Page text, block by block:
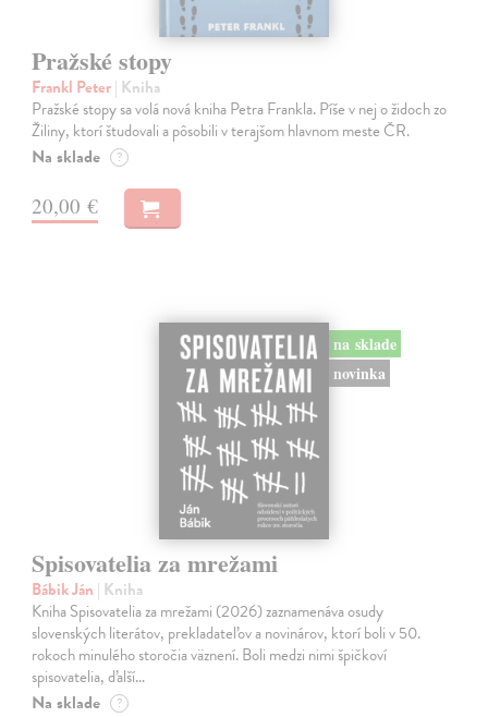
Pražské stopy
Frankl Peter| Kniha
Pražské stopy sa volá nová kniha Petra Frankla. Píše v nej o židoch zo
Žiliny, ktorí študovali a pôsobili v terajšom hlavnom meste ČR.
Na sklade ?
20,00 €
na sklade
novinka
Spisovatelia za mrežami
Bábik Ján | Kniha
Kniha Spisovatelia za mrežami (2026) zaznamenáva osudy
slovenských literátov, prekladateľov a novinárov, ktorí boli v 50.
rokoch minulého storočia väznení. Boli medzi nimi špičkoví
spisovatelia, ďalší…
Na sklade ?